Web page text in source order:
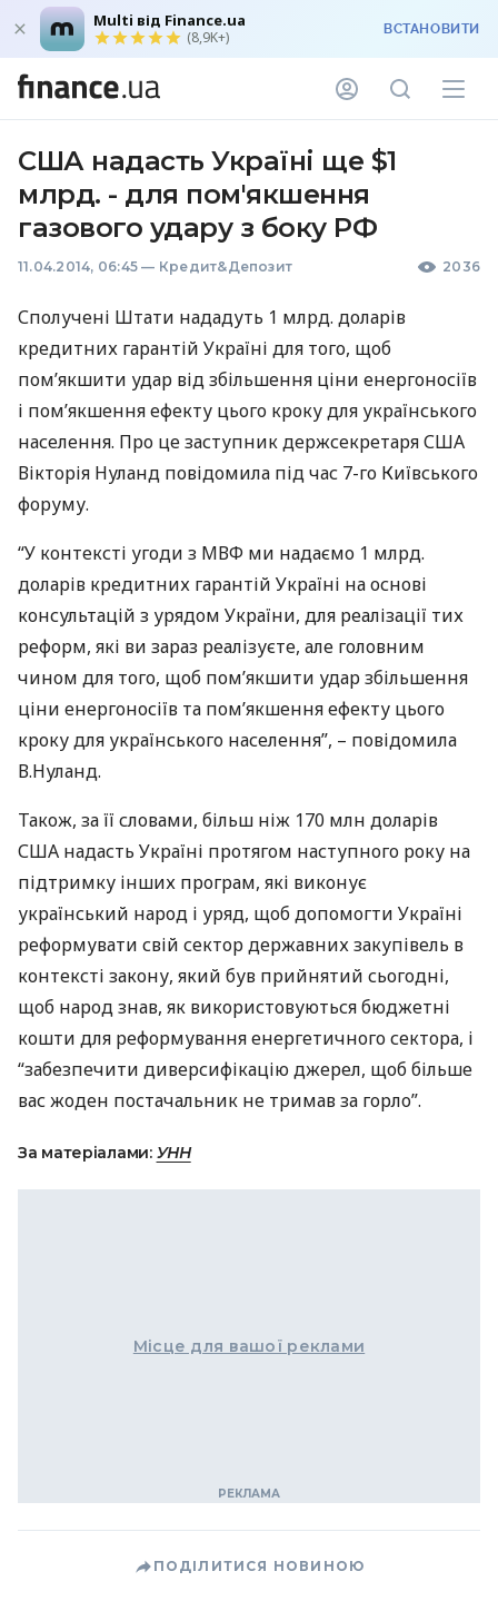
Multi від Finance.ua
(8,9K+) ВСТАНОВИТИ
США надасть Україні ще $1
млрд. - для пом'якшення
газового удару з боку РФ
11.04.2014, 06:45 — Кредит&Депозит 2036
Сполучені Штати нададуть 1 млрд. доларів
кредитних гарантій Україні для того, щоб
пом’якшити удар від збільшення ціни енергоносіїв
і пом’якшення ефекту цього кроку для українського
населення. Про це заступник держсекретаряСША
Вікторія Нуланд повідомила під час 7-го Київського
форуму.
“У контексті угоди з МВФ ми надаємо 1 млрд.
доларів кредитних гарантій Україні на основі
консультацій з урядом України, для реалізації тих
реформ, які ви зараз реалізуєте, але головним
чином для того, щоб пом’якшити удар збільшення
ціни енергоносіїв та пом’якшення ефекту цього
кроку для українського населення”, – повідомила
В.Нуланд.
Також, за її словами, більш ніж 170 млн доларів
США надасть Україні протягом наступного року на
підтримку інших програм, які виконує
український народ і уряд, щоб допомогти Україні
реформувати свій сектор державних закупівель в
контексті закону, який був прийнятий сьогодні,
щоб народ знав, як використовуються бюджетні
кошти для реформування енергетичного сектора, і
“забезпечити диверсифікацію джерел, щоб більше
вас жоден постачальник не тримав за горло”.
За матеріалами: УНН
Місце для вашої реклами
ПОДІЛИТИСЯ НОВИНОЮ